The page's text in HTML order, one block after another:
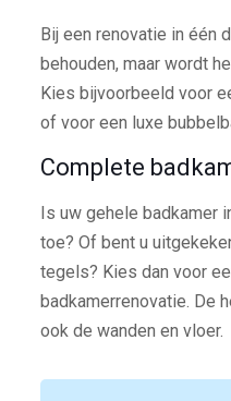
Bij een renovatie in één
behouden, maar wordt
Kies bijvoorbeeld voor
of voor een luxe
Complete
Is uw gehele badkamer
toe? Of bent u
tegels? Kies dan voor
badkamerrenovatie. De
ook de wanden en vloer.